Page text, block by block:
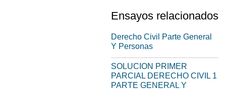
Ensayos relacionados
Derecho Civil Parte General
Y Personas
SOLUCION PRIMER
PARCIAL DERECHO CIVIL 1
PARTE GENERAL Y